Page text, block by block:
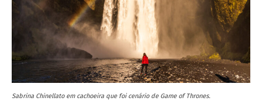
Sabrina Chinellato em cachoeira que foi cenário de Game of Thrones.